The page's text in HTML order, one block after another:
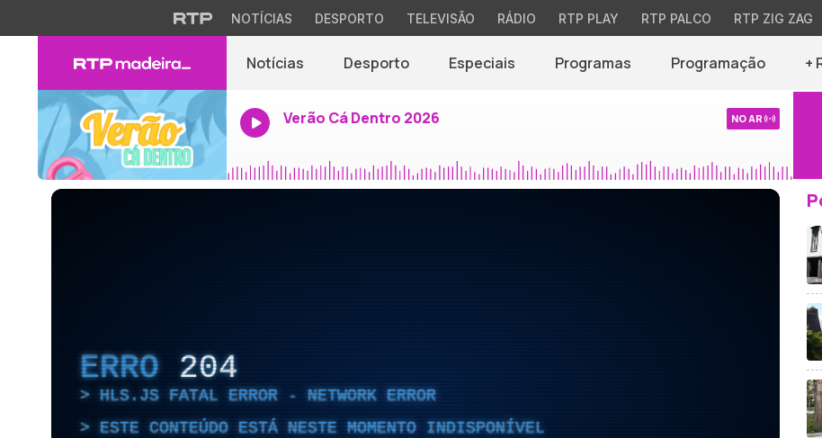
NOTÍCIAS DESPORTO TELEVISÃO RÁDIO RTP PLAY RTP PALCO RTP ZIG ZAG
Notícias Desporto Especiais Programas Programação +
Verão Cá Dentro 2026 NO AR
ERRO 204
HLS.JS FATAL ERROR - NETWORK ERROR
ESTE CONTEÚDO ESTÁ NESTE MOMENTO INDISPONÍVEL